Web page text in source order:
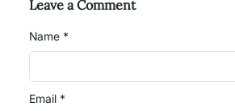
Leave a Comment
Name *
Email *